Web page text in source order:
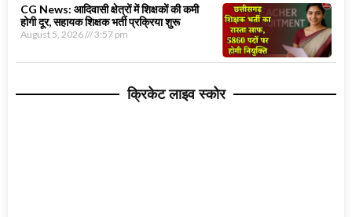
CG News: आदिवासी क्षेत्रों में शिक्षकों की कमी
होगी दूर, सहायक शिक्षक भर्ती प्रक्रिया शुरू
August 5, 2026 3:57 pm
क्रिकेट लाइव स्कोर